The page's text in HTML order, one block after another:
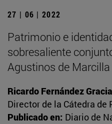
27 | 06 | 2022
Patrimonio e
sobresaliente
Agustinos de Marcilla
Ricardo Fernández Gracia
Director de la Cátedra
Publicado en: Diario de